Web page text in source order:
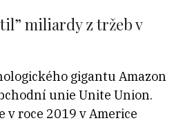
miliardy z tržeb v
gigantu Amazon
unie Unite Union.
v roce 2019 v Americe